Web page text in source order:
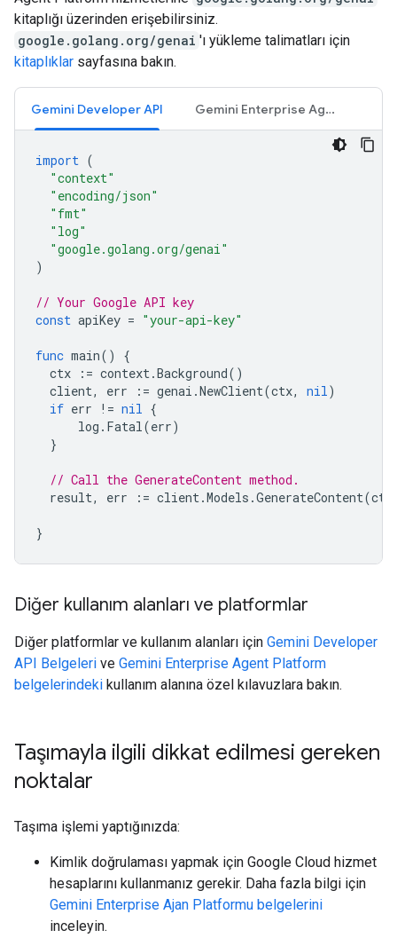
kitaplığı üzerinden erişebilirsiniz.
google.golang.org/genai 'ı yükleme talimatları için
kitaplıklar sayfasına bakın.
Gemini Developer API Gemini Enterprise Agent Platform API
import (
"context"
"encoding/json"
"fmt"
"log"
"google.golang.org/genai"
)
// Your Google API key
const apiKey = "your-api-key"
func main()
{
ctx
:= context.Background()
client, err := genai .NewClient(ctx, nil)
if err != nil {
log . Fatal(err)
}
// Call the GenerateContent method.
result, err := client.Models .GenerateContent(ctx
}
Diğer kullanım alanları ve platformlar
Diğer platformlar ve kullanım alanları için Gemini Developer
API Belgeleri ve Gemini Enterprise Agent Platform
belgelerindeki kullanım alanına özel kılavuzlara bakın.
Taşımayla ilgili dikkat edilmesi gereken
noktalar
Taşıma işlemi yaptığınızda:
Kimlik doğrulaması yapmak için Google Cloud hizmet
hesaplarını kullanmanız gerekir. Daha fazla bilgi için
Gemini Enterprise Ajan Platformu belgelerini
inceleyin.